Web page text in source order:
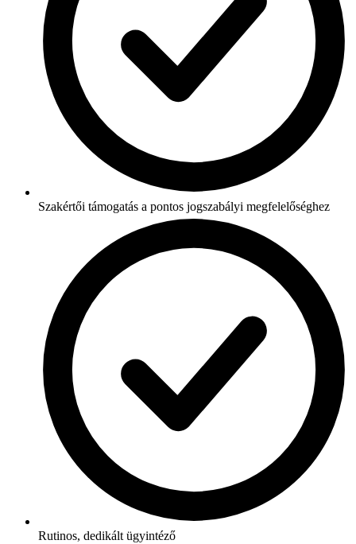
Szakértői támogatás a pontos jogszabályi megfelelőséghez
Rutinos, dedikált ügyintéző